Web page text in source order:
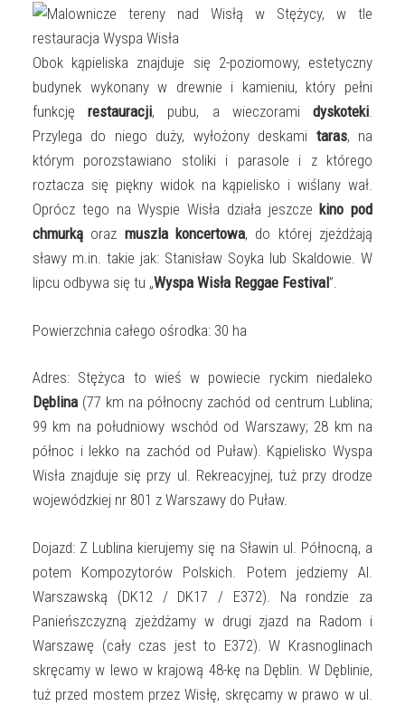
Obok kąpieliska znajduje się 2-poziomowy, estetyczny
budynek wykonany w drewnie i kamieniu, który pełni
funkcjęrestauracji, pubu, a wieczoramidyskoteki.
Przylega do niego duży, wyłożony deskami taras, na
którym porozstawiano stoliki i parasole i z którego
roztacza się piękny widok na kąpielisko i wiślany wał.
Oprócz tego na Wyspie Wisła działa jeszcze kino pod
chmurką oraz muszla koncertowa, do której zjeżdżają
sławy m.in. takie jak: Stanisław Soyka lub Skaldowie. W
lipcu odbywa się tu „Wyspa Wisła Reggae Festival”.
Powierzchnia całego ośrodka: 30 ha
Adres: Stężyca to wieś w powiecie ryckim niedaleko
Dęblina (77 km na północny zachód od centrum Lublina;
99 km na południowy wschód od Warszawy; 28 km na
północ i lekko na zachód od Puław). Kąpielisko Wyspa
Wisła znajduje się przy ul. Rekreacyjnej, tuż przy drodze
wojewódzkiej nr 801 z Warszawy do Puław.
Dojazd: Z Lublina kierujemy się na Sławin ul. Północną, a
potem Kompozytorów Polskich. Potem jedziemy Al.
Warszawską (DK12 / DK17 / E372). Na rondzie za
Panieńszczyzną zjeżdżamy w drugi zjazd na Radom i
Warszawę (cały czas jest to E372). W Krasnoglinach
skręcamy w lewo w krajową 48-kę na Dęblin. W Dęblinie,
tuż przed mostem przez Wisłę, skręcamy w prawo w ul.